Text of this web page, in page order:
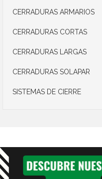
CERRADURAS ARMARIOS
CERRADURAS CORTAS
CERRADURAS LARGAS
CERRADURAS SOLAPAR
SISTEMAS DE CIERRE